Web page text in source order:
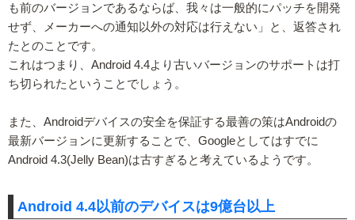
も前のバージョンであるならば、我々は一般的にパッチを開発
せず、メーカーへの通知以外の対応は行えない」と、返答され
たとのことです。
これはつまり、Android 4.4より古いバージョンのサポートは打
ち切られたということでしょう。
また、Androidデバイスの安全を保証する最善の策はAndroidの
最新バージョンに更新することで、Googleとしてはすでに
Android 4.3(Jelly Bean)は古すぎると考えているようです。
Android 4.4以前のデバイスは9億台以上